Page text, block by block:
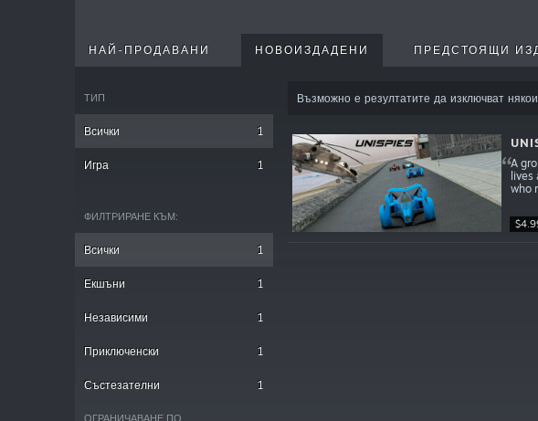
НАЙ-ПРОДАВАНИ НОВОИЗДАДЕНИ ПРЕДСТОЯЩИ
ТИП
Всички 1
Игра 1
ФИЛТРИРАНЕ КЪМ:
Всички 1
Екшъни 1
Независими 1
Приключенски 1
Състезателни 1
ОГРАНИЧАВАНЕ ПО
Възможно е резултатите да изключват
A
who